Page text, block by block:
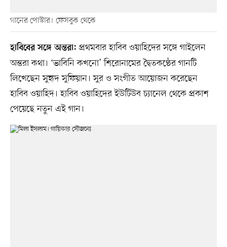
গানের পোস্টার। ফেসবুক থেকে
হাবিবের সঙ্গে অন্তরা: প্রথমবার হাবিব ওয়াহিদের সঙ্গে গাইলেন
অন্তরা কথা। ‘ভাবিনি কখনো’ শিরোনামের দ্বৈতকণ্ঠের গানটি
লিখেছেন সুহৃদ সুফিয়ান। সুর ও সংগীত আয়োজন করেছেন
হাবিব ওয়াহিদ। হাবিব ওয়াহিদের ইউটিউব চ্যানেল থেকে প্রকাশ
পেয়েছে নতুন এই গান।